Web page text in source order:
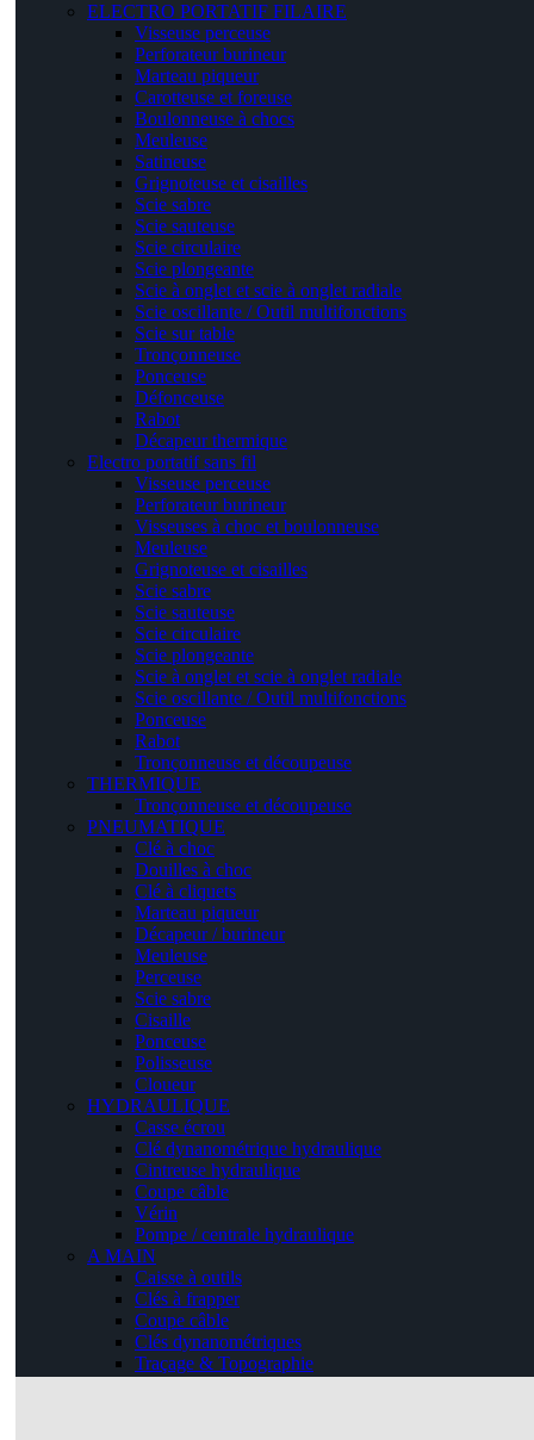
ELECTRO PORTATIF FILAIRE
Visseuse perceuse
Perforateur burineur
Marteau piqueur
Carotteuse et foreuse
Boulonneuse à chocs
Meuleuse
Satineuse
Grignoteuse et cisailles
Scie sabre
Scie sauteuse
Scie circulaire
Scie plongeante
Scie à onglet et scie à onglet radiale
Scie oscillante / Outil multifonctions
Scie sur table
Tronçonneuse
Ponceuse
Défonceuse
Rabot
Décapeur thermique
Electro portatif sans fil
Visseuse perceuse
Perforateur burineur
Visseuses à choc et boulonneuse
Meuleuse
Grignoteuse et cisailles
Scie sabre
Scie sauteuse
Scie circulaire
Scie plongeante
Scie à onglet et scie à onglet radiale
Scie oscillante / Outil multifonctions
Ponceuse
Rabot
Tronçonneuse et découpeuse
THERMIQUE
Tronçonneuse et découpeuse
PNEUMATIQUE
Clé à choc
Douilles à choc
Clé à cliquets
Marteau piqueur
Décapeur / burineur
Meuleuse
Perceuse
Scie sabre
Cisaille
Ponceuse
Polisseuse
Cloueur
HYDRAULIQUE
Casse écrou
Clé dynanométrique hydraulique
Cintreuse hydraulique
Coupe câble
Vérin
Pompe / centrale hydraulique
A MAIN
Caisse à outils
Clés à frapper
Coupe câble
Clés dynanométriques
Traçage & Topographie